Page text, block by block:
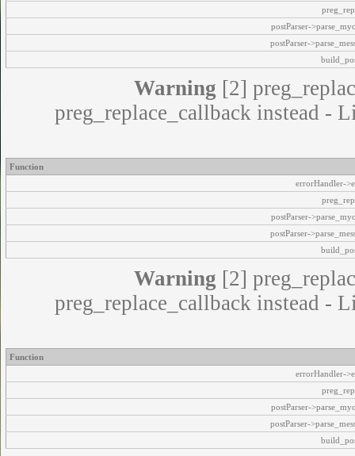
postParser-
postParser-
Warning [2]
preg_replace_callback instead -
Function
errorHandler-
postParser-
postParser-
Warning [2]
preg_replace_callback instead -
Function
errorHandler-
postParser-
postParser-